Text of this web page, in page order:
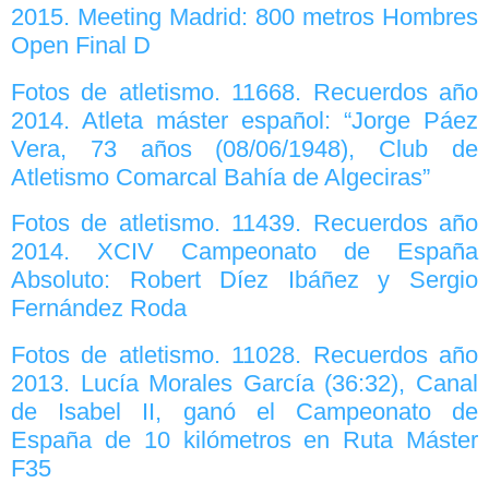
2015. Meeting Madrid: 800 metros Hombres
Open Final D
Fotos de atletismo. 11668. Recuerdos año
2014. Atleta máster español: “Jorge Páez
Vera, 73 años (08/06/1948), Club de
Atletismo Comarcal Bahía de Algeciras”
Fotos de atletismo. 11439. Recuerdos año
2014. XCIV Campeonato de España
Absoluto: Robert Díez Ibáñez y Sergio
Fernández Roda
Fotos de atletismo. 11028. Recuerdos año
2013. Lucía Morales García (36:32), Canal
de Isabel II, ganó el Campeonato de
España de 10 kilómetros en Ruta Máster
F35